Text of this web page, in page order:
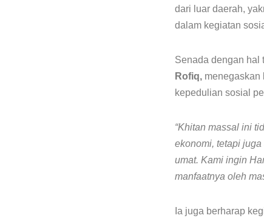
dari luar daerah,
dalam kegiatan
Senada dengan hal
Rofiq,menegaskan
kepedulian sosial
“Khitan massal ini
ekonomi, tetapi
umat. Kami ingin
manfaatnya oleh
Ia juga berharap